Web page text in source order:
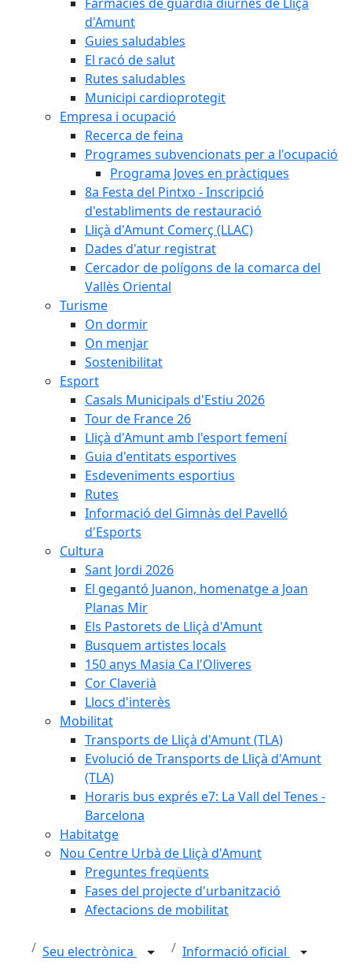
d'Amunt
Guies saludables
El racó de salut
Rutes saludables
Municipi cardioprotegit
Empresa i ocupació
Recerca de feina
Programes subvencionats per a l'ocupació
Programa Joves en pràctiques
8a Festa del Pintxo - Inscripció
d'establiments de restauració
Lliçà d'Amunt Comerç (LLAC)
Dades d'atur registrat
Cercador de polígons de la comarca del
Vallès Oriental
Turisme
On dormir
On menjar
Sostenibilitat
Esport
Casals Municipals d'Estiu 2026
Tour de France 26
Lliçà d'Amunt amb l'esport femení
Guia d'entitats esportives
Esdeveniments esportius
Rutes
Informació del Gimnàs del Pavelló
d'Esports
Cultura
Sant Jordi 2026
El gegantó Juanon, homenatge a Joan
Planas Mir
Els Pastorets de Lliçà d'Amunt
Busquem artistes locals
150 anys Masia Ca l'Oliveres
Cor Claverià
Llocs d'interès
Mobilitat
Transports de Lliçà d'Amunt (TLA)
Evolució de Transports de Lliçà d'Amunt
(TLA)
Horaris bus exprés e7: La Vall del Tenes -
Barcelona
Habitatge
Nou Centre Urbà de Lliçà d'Amunt
Preguntes freqüents
Fases del projecte d'urbanització
Afectacions de mobilitat
Seu electrònica
Informació oficial